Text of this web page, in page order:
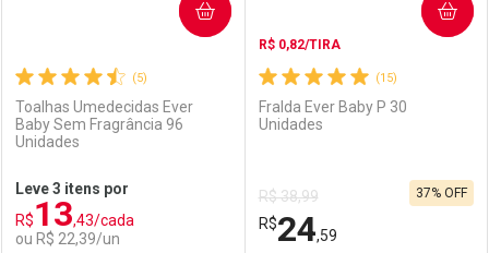
Comprar sem Desconto
Por R$ 18,99/cada
Comprar sem Desconto
Por R$ 18,99/cada
Comprar sem Desconto
Por R$ 36,11/cada
Comprar sem Desconto
Por R$ 36,11/cada
(5)
Toalhas Umedecidas Ever
Baby Sem Fragrância 96
Unidades
Leve 3 itens por
R$13,43/cada
ou R$ 22,39/un
COMPRAR
(15)
R$ 0,82/TIRA
Fralda Ever Baby P 30
Unidades
R$ 38,99
R$24,59
37% OFF
COMPRAR